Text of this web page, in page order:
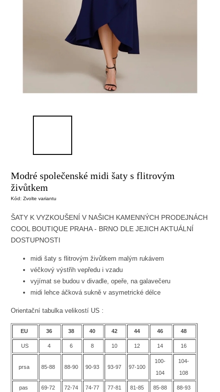
Modré společenské midi šaty s flitrovým
živůtkem
Kód: Zvolte variantu
ŠATY K VYZKOUŠENÍ V NAŠICH KAMENNÝCH PRODEJNÁCH
COOL BOUTIQUE PRAHA - BRNO DLE JEJICH AKTUÁLNÍ
DOSTUPNOSTI
midi šaty s flitrovým živůtkem malým rukávem
véčkový výstřih vepředu i vzadu
vyjímat se budou v divadle, opeře, na galavečeru
midi lehce áčková sukně v asymetrické délce
Orientační tabulka velikostí US :
EU 36 38 40 42 44 46 48
US 4 6 8 10 12 14 16
prsa 85-88 88-90 90-93 93-97 97-100
100-
104
104-
108
pas 69-72 72-74 74-77 77-81 81-85 85-88 88-93